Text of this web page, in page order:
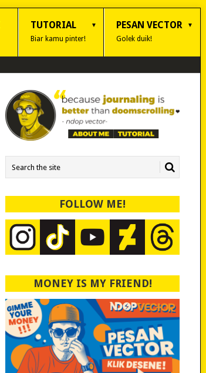
TUTORIAL
Biar kamu pinter!
PESAN VECTOR
Golek duik!
FOLLOW ME!
MONEY IS MY FRIEND!